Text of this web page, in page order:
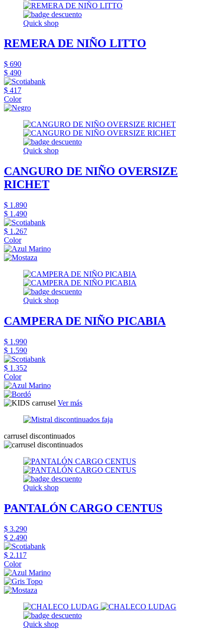
Quick shop
REMERA DE NIÑO LITTO
$ 690
$ 490
$ 417
Color
Quick shop
CANGURO DE NIÑO OVERSIZE
RICHET
$ 1.890
$ 1.490
$ 1.267
Color
Quick shop
CAMPERA DE NIÑO PICABIA
$ 1.990
$ 1.590
$ 1.352
Color
Ver más
carrusel discontinuados
Quick shop
PANTALÓN CARGO CENTUS
$ 3.290
$ 2.490
$ 2.117
Color
Quick shop